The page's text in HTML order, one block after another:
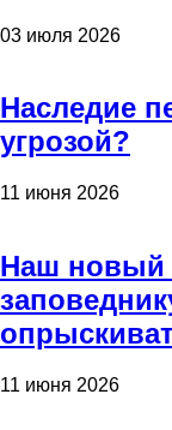
03 июля 2026
Наследие
угрозой?
11 июня 2026
Наш новый
11 июня 2026